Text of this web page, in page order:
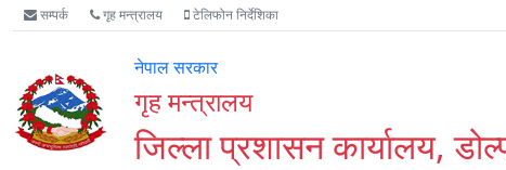
Accessibility
Mode
गर्नुहोस्
मुख्य
सामाग्री
मुख्य
नेभिगेसन
वेबसाइट
खोजमा
सम्पर्क गृह मन्त्रालय टेलिफोन निर्देशिका
नेपाल सरकार
गृह मन्त्रालय
जिल्ला प्रशासन कार्यालय,